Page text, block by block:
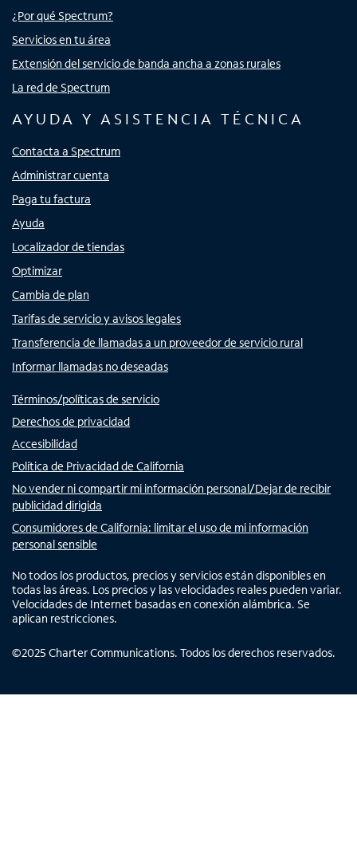
¿Por qué Spectrum?
Servicios en tu área
Extensión del servicio de banda ancha a zonas rurales
La red de Spectrum
AYUDA Y ASISTENCIA TÉCNICA
Contacta a Spectrum
Administrar cuenta
Paga tu factura
Ayuda
Localizador de tiendas
Optimizar
Cambia de plan
Tarifas de servicio y avisos legales
Transferencia de llamadas a un proveedor de servicio rural
Informar llamadas no deseadas
Términos/políticas de servicio
Derechos de privacidad
Accesibilidad
Política de Privacidad de California
No vender ni compartir mi información personal/Dejar de recibir
publicidad dirigida
Consumidores de California: limitar el uso de mi información
personal sensible
No todos los productos, precios y servicios están disponibles en
todas las áreas. Los precios y las velocidades reales pueden variar.
Velocidades de Internet basadas en conexión alámbrica. Se
aplican restricciones.
©2025 Charter Communications. Todos los derechos reservados.